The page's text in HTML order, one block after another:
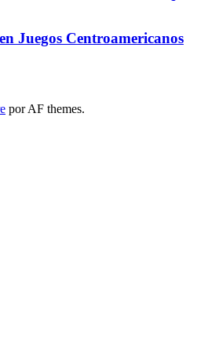
Juegos Centroamericanos
por AF themes.